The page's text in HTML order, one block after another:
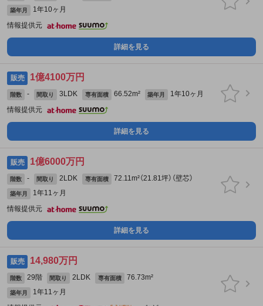
築年月
1年10ヶ月
情報提供元
詳細を見る
販売 1億4100万円
階数 - 間取り 3LDK 専有面積 66.52m² 築年月
1年10ヶ月
情報提供元
詳細を見る
販売 1億6000万円
階数 - 間取り 2LDK 専有面積 72.11m²（21.81坪）（壁芯）
築年月
1年11ヶ月
情報提供元
詳細を見る
販売 14,980万円
階数 29階 間取り 2LDK 専有面積 76.73m²
築年月
1年11ヶ月